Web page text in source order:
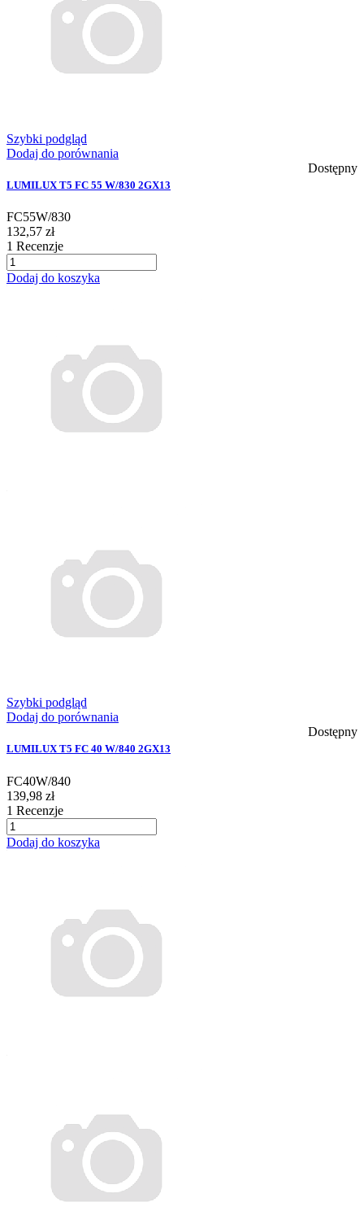
Szybki podgląd
Dodaj do porównania
Dostępny
LUMILUX T5 FC 55 W/830 2GX13
FC55W/830
132,57 zł
1 Recenzje
Dodaj do koszyka
Szybki podgląd
Dodaj do porównania
Dostępny
LUMILUX T5 FC 40 W/840 2GX13
FC40W/840
139,98 zł
1 Recenzje
Dodaj do koszyka